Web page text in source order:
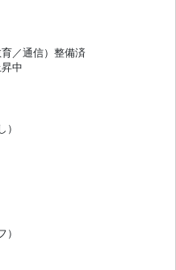
／通信）整備済
中